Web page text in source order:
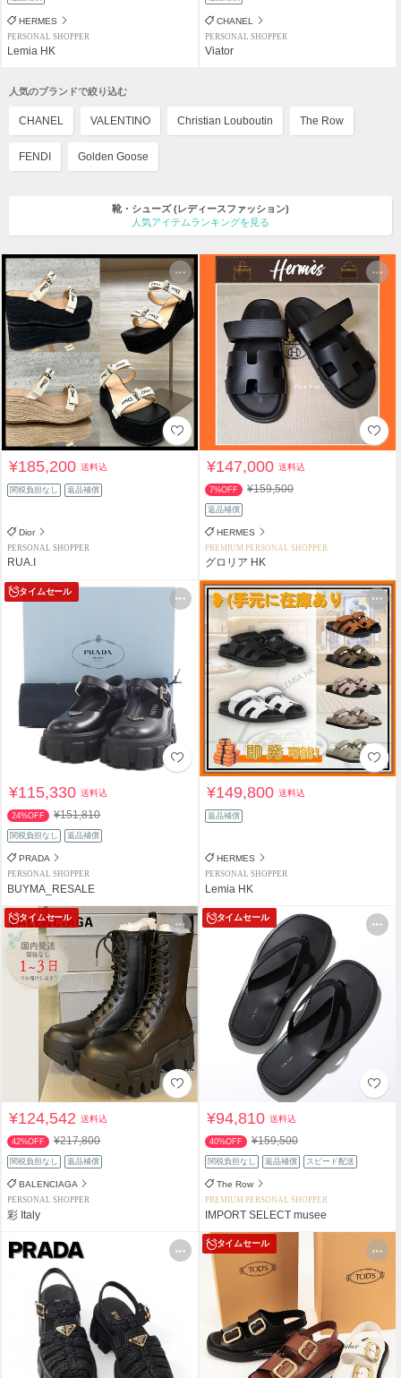
HERMES
PERSONAL SHOPPER
Lemia HK
CHANEL
PERSONAL SHOPPER
Viator
人気のブランドで絞り込む
CHANEL VALENTINO Christian Louboutin The Row
FENDI Golden Goose
靴・シューズ (レディースファッション)
人気アイテムランキングを見る
¥185,200送料込
関税負担なし 返品補償
Dior
PERSONAL SHOPPER
RUA.I
¥147,000送料込
7%OFF ¥159,500
返品補償
HERMES
PREMIUM PERSONAL SHOPPER
グロリア HK
タイムセール
¥115,330送料込
24%OFF ¥151,810
関税負担なし 返品補償
PRADA
PERSONAL SHOPPER
BUYMA_RESALE
¥149,800送料込
返品補償
HERMES
PERSONAL SHOPPER
Lemia HK
タイムセール
¥124,542送料込
42%OFF ¥217,800
関税負担なし 返品補償
BALENCIAGA
PERSONAL SHOPPER
彩 Italy
タイムセール
¥94,810送料込
40%OFF ¥159,500
関税負担なし 返品補償 スピード配送
The Row
PREMIUM PERSONAL SHOPPER
IMPORT SELECT musee
タイムセール